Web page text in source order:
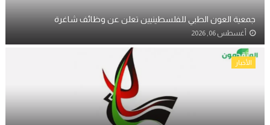
جمعية العون الطبي للفلسطينيين تعلن عن وظائف شاغرة
أغسطس 06, 2026
الأخبار